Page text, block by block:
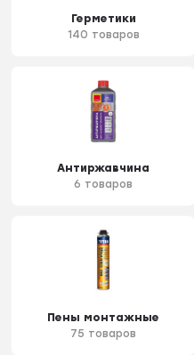
Герметики
140 товаров
Антиржавчина
6 товаров
Пены монтажные
75 товаров